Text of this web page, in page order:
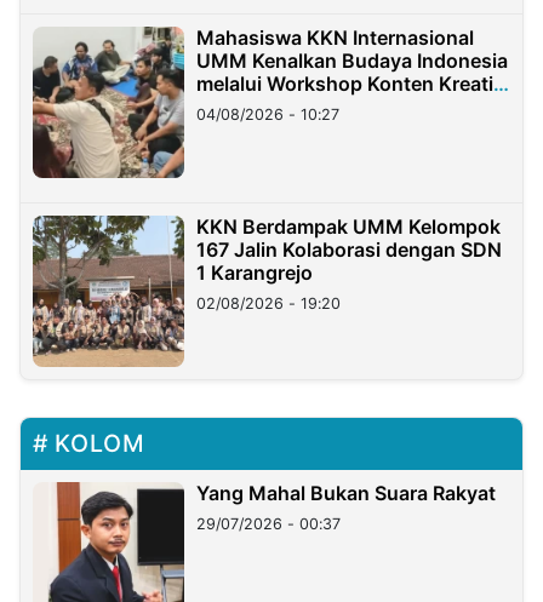
Mahasiswa KKN Internasional
UMM Kenalkan Budaya Indonesia
melalui Workshop Konten Kreatif
di Taiwan
04/08/2026 - 10:27
KKN Berdampak UMM Kelompok
167 Jalin Kolaborasi dengan SDN
1 Karangrejo
02/08/2026 - 19:20
KOLOM
Yang Mahal Bukan Suara Rakyat
29/07/2026 - 00:37